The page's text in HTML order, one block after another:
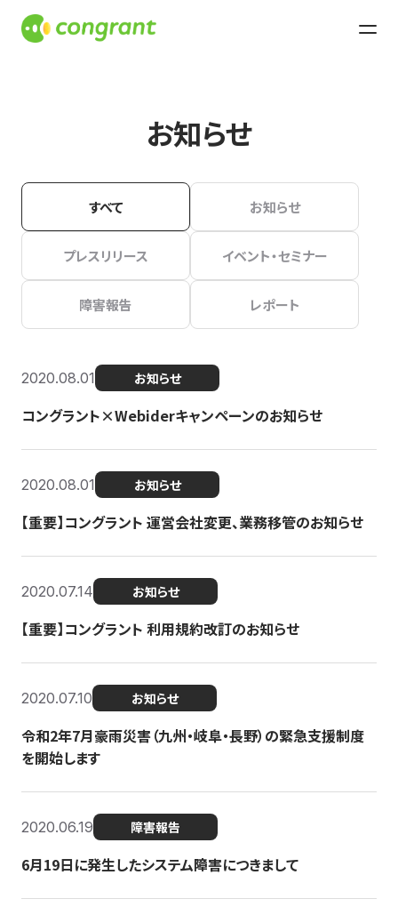
お知らせ
すべて お知らせ
プレスリリース イベント・セミナー
障害報告 レポート
2020.08.01 お知らせ
コングラント×Webiderキャンペーンのお知らせ
2020.08.01 お知らせ
【重要】コングラント 運営会社変更、業務移管のお知らせ
2020.07.14 お知らせ
【重要】コングラント 利用規約改訂のお知らせ
2020.07.10 お知らせ
令和2年7月豪雨災害（九州・岐阜・長野）の緊急支援制度
を開始します
2020.06.19 障害報告
6月19日に発生したシステム障害につきまして